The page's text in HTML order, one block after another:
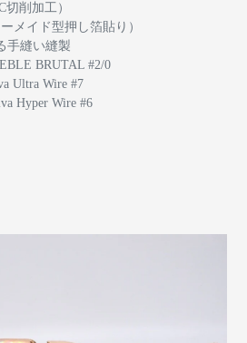
削加工）
メイド型押し箔貼り）
い縫製
BRUTAL #2/0
Ultra Wire #7
Hyper Wire #6